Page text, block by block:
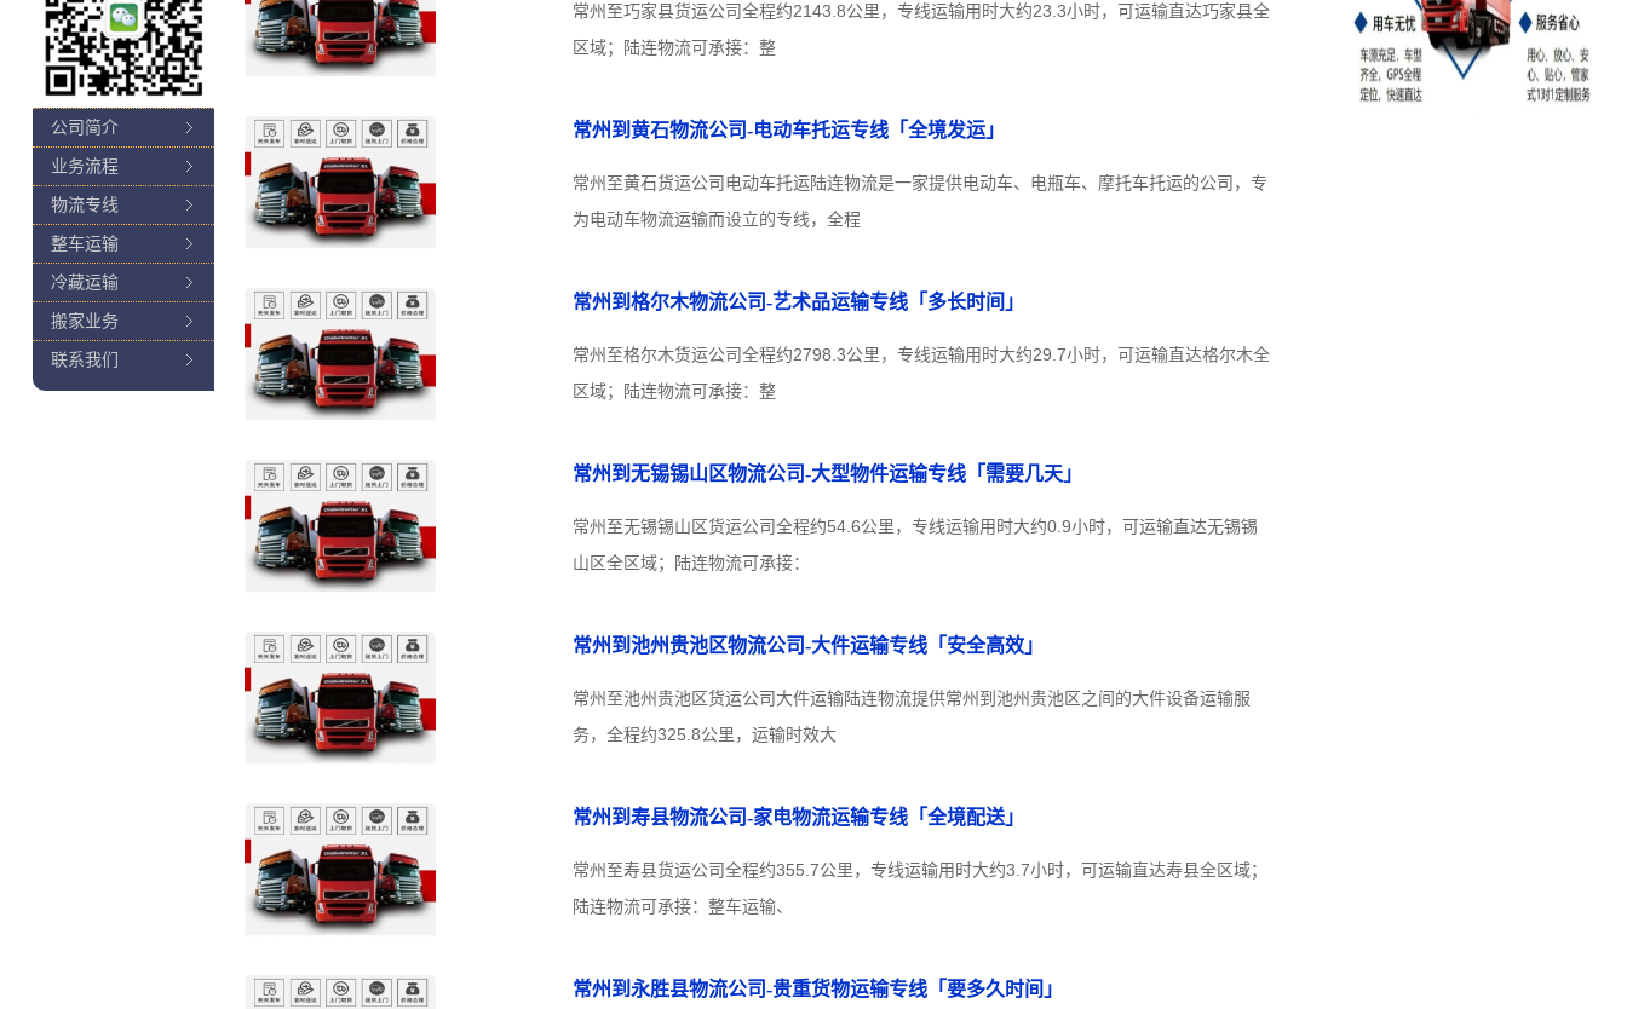
常州至巧家县货运公司全程约2143.8公里，专线运输用时大约23.3小时，可运输直达巧家县全
区域；陆连物流可承接：整
常州到黄石物流公司-电动车托运专线「全境发运」
常州至黄石货运公司电动车托运陆连物流是一家提供电动车、电瓶车、摩托车托运的公司，专
为电动车物流运输而设立的专线，全程
常州到格尔木物流公司-艺术品运输专线「多长时间」
常州至格尔木货运公司全程约2798.3公里，专线运输用时大约29.7小时，可运输直达格尔木全
区域；陆连物流可承接：整
常州到无锡锡山区物流公司-大型物件运输专线「需要几天」
常州至无锡锡山区货运公司全程约54.6公里，专线运输用时大约0.9小时，可运输直达无锡锡
山区全区域；陆连物流可承接：
常州到池州贵池区物流公司-大件运输专线「安全高效」
常州至池州贵池区货运公司大件运输陆连物流提供常州到池州贵池区之间的大件设备运输服
务，全程约325.8公里，运输时效大
常州到寿县物流公司-家电物流运输专线「全境配送」
常州至寿县货运公司全程约355.7公里，专线运输用时大约3.7小时，可运输直达寿县全区域；
陆连物流可承接：整车运输、
常州到永胜县物流公司-贵重货物运输专线「要多久时间」
公司简介
业务流程
物流专线
整车运输
冷藏运输
搬家业务
联系我们